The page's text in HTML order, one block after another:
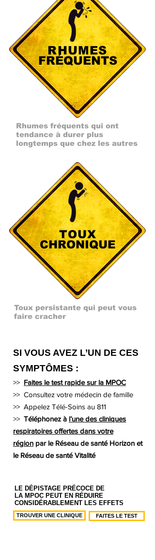
SI VOUS AVEZ L’UN DE CES
SYMPTÔMES :
>> Faites le test rapide sur la MPOC
>> Consultez votre médecin de famille
>> Appelez Télé-Soins au 811
>> Téléphonez à l’une des cliniques
respiratoires offertes dans votre
région par le Réseau de santé Horizon et
le Réseau de santé Vitalité
TROUVER UNE CLINIQUE FAITES LE TEST
LE DÉPISTAGE PRÉCOCE DE
LA MPOC PEUT EN RÉDUIRE
CONSIDÉRABLEMENT LES EFFETS
Toux persistante qui peut vous
faire cracher
Rhumes fréquents qui ont
tendance à durer plus
longtemps que chez les autres
RHUMES
FRÉQUENTS
TOUX
CHRONIQUE